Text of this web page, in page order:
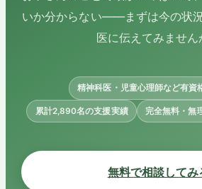
いか分からない——まずは今の状
医に伝えてみません
精神科医・児童心理師など有資
累計2,890名の支援実績 完全無料・無
無料で相談してみ